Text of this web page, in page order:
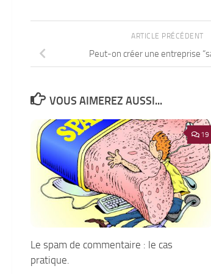
ARTICLE PRÉCÉDENT
Peut-on créer une entreprise
VOUS AIMEREZ AUSSI...
19
Le spam de commentaire : le cas
pratique.